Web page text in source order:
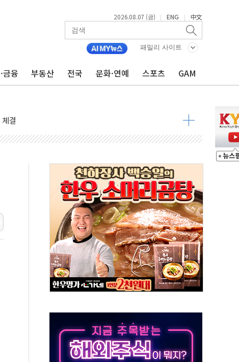
2026.08.07 (금) | ENG | 中文
패밀리 사이트
금융 부동산 전국 문화·연예 스포츠 GAM
일 이상 '올스톱'… 美 해상봉쇄 영향
입했나" 촉각
우려 후퇴…나스닥 선물 1%대 상승
월 금리 인상 기대 후퇴
우드플레어·태양광주↑ VS 트레이드데스크·웬디스↓
자 7359명 끝까지 찾겠다"
항시 '시끌'
름…수도권 집중 완화 전환점"
주재… "전폭적 공급 확대·속도전 총력"
…美 태양광주 급등
해도 놀랍지 않아"
태양광 착공…여의도 1.6배 규모
락...금융주 낙폭 커
부정책 아냐" 해명
8~9일 최대 100mm 호우
결… 수니파 국가들의 새 안보 협력 구도